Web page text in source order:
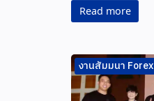
Read more
งานสัมมนา Forex